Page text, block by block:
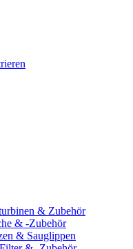
& Zubehör
& -Zubehör
& Sauglippen